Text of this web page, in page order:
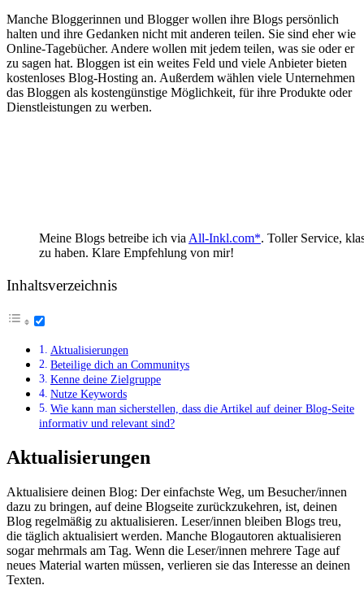
Manche Bloggerinnen und Blogger wollen ihre Blogs persönlich
halten und ihre Gedanken nicht mit anderen teilen. Sie sind eher wie
Online-Tagebücher. Andere wollen mit jedem teilen, was sie oder er
zu sagen hat. Bloggen ist ein weites Feld und viele Anbieter bieten
kostenloses Blog-Hosting an. Außerdem wählen viele Unternehmen
das Bloggen als kostengünstige Möglichkeit, für ihre Produkte oder
Dienstleistungen zu werben.
Meine Blogs betreibe ich viaAll-Inkl.com*. Toller Service,
zu haben. Klare Empfehlung von mir!
Inhaltsverzeichnis
Aktualisierungen
Beteilige dich an Communitys
Kenne deine Zielgruppe
Nutze Keywords
​Wie⁢ kann man sicherstellen, dass die Artikel ⁤auf​ deiner Blog-Seite
informativ und relevant sind?
Aktualisierungen
Aktualisiere deinen Blog: Der einfachste Weg, um Besucher/innen
dazu zu bringen, auf deine Blogseite zurückzukehren, ist, deinen
Blog regelmäßig zu aktualisieren. Leser/innen bleiben Blogs treu,
die täglich aktualisiert werden. Manche Blogautoren aktualisieren
sogar mehrmals am Tag. Wenn die Leser/innen mehrere Tage auf
neues Material warten müssen, verlieren sie das Interesse an deinen
Texten.